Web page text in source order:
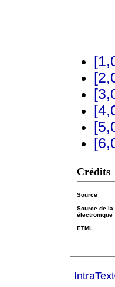
Crédits
Source
Source de
électronique
ETML